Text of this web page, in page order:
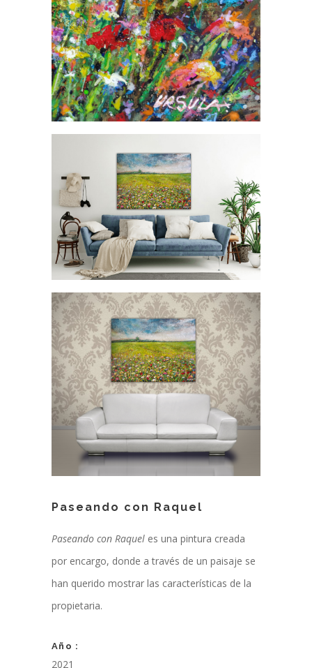
Paseando con Raquel
Paseando con Raquel es una pintura creada
por encargo, donde a través de un paisaje se
han querido mostrar las características de la
propietaria.
Año :
2021